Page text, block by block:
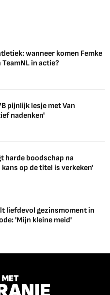
wanneer komen Femke
in actie?
pijnlijk lesje met Van
nadenken'
harde boodschap na
op de titel is verkeken'
liefdevol gezinsmoment in
'Mijn kleine meid'